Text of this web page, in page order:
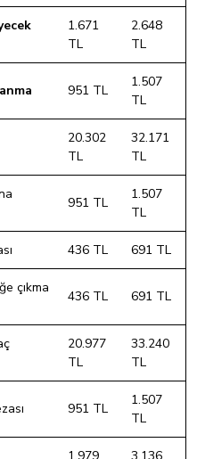
1.671
TL
2.648
TL
951 TL
1.507
TL
20.302
TL
32.171
TL
951 TL
1.507
TL
436 TL 691 TL
çıkma
436 TL 691 TL
20.977
TL
33.240
TL
951 TL
1.507
TL
1.979
3.136